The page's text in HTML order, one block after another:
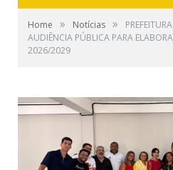
Home » Notícias »
AUDIÊNCIA PÚBLICA PARA
2026/2029